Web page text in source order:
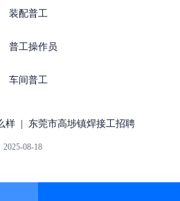
装配普工
普工操作员
车间普工
样 东莞市高埗镇焊接工招聘
2025-08-18